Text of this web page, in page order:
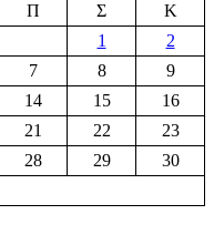
Π Σ
Κ
1
2
7 8
9
14 15
16
21 22
23
28 29
30